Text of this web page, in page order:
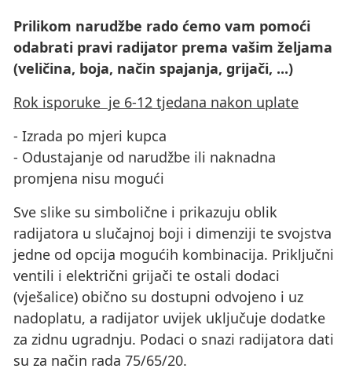
Prilikom narudžbe rado ćemo vam pomoći
odabrati pravi radijator prema vašim željama
(veličina, boja, način spajanja, grijači, ...)
Rok isporuke je 6-12 tjedana nakon uplate
- Izrada po mjeri kupca
- Odustajanje od narudžbe ili naknadna
promjena nisu mogući
Sve slike su simbolične i prikazuju oblik
radijatora u slučajnoj boji i dimenziji te svojstva
jedne od opcija mogućih kombinacija. Priključni
ventili i električni grijači te ostali dodaci
(vješalice) obično su dostupni odvojeno i uz
nadoplatu, a radijator uvijek uključuje dodatke
za zidnu ugradnju. Podaci o snazi ​​radijatora dati
su za način rada 75/65/20.